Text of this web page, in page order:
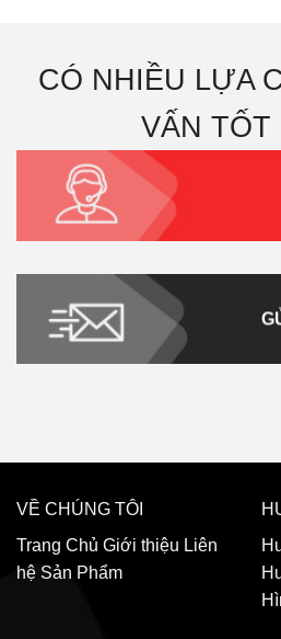
CÓ NHIỀU LỰA
VẤN TỐT
VỀ CHÚNG TÔI
Trang Chủ Giới thiệu Liên
hệ Sản Phẩm